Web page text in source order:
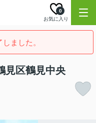
お気に入り
0
ました。
見区鶴見中央